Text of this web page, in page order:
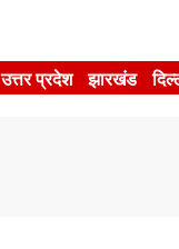
उत्तर प्रदेश झारखंड